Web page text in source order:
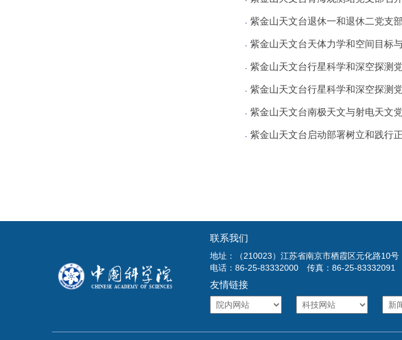
紫金山天文台退休一和退休二党支
紫金山天文台天体力学和空间目标
紫金山天文台行星科学和深空探测
紫金山天文台行星科学和深空探测
紫金山天文台南极天文与射电天文
紫金山天文台启动部署树立和践行
联系我们
地址：（210023）江苏省南京市栖霞区元化路10号
电话：86-25-83332000 传真：86-25-83332091
友情链接